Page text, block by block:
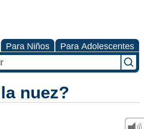
Para Niños Para Adolescentes
nuez?